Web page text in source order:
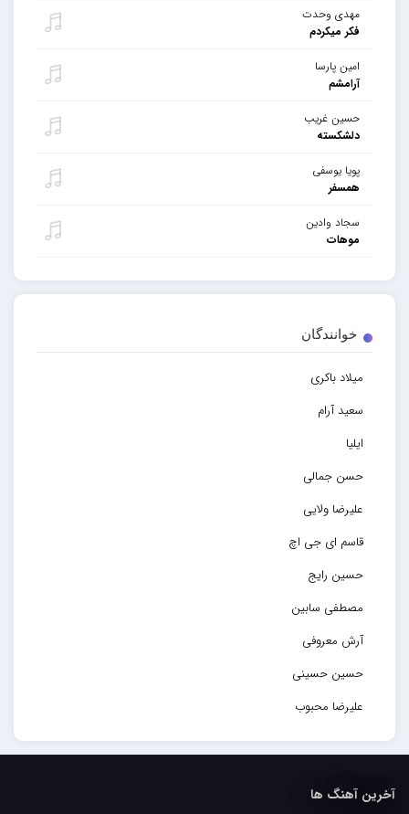
مهدی وحدت
فکر میکردم
امین پارسا
آرامشم
حسین غریب
دلشکسته
پویا یوسفی
همسفر
سجاد وادین
موهات
خوانندگان
میلاد باکری
سعید آرام
ایلیا
حسن جمالی
علیرضا ولایی
قاسم ای جی اچ
حسین رایج
مصطفی سابین
آرش معروفی
حسین حسینی
علیرضا محبوب
حسین حصارکی
کاپیتان
آخرین آهنگ ها